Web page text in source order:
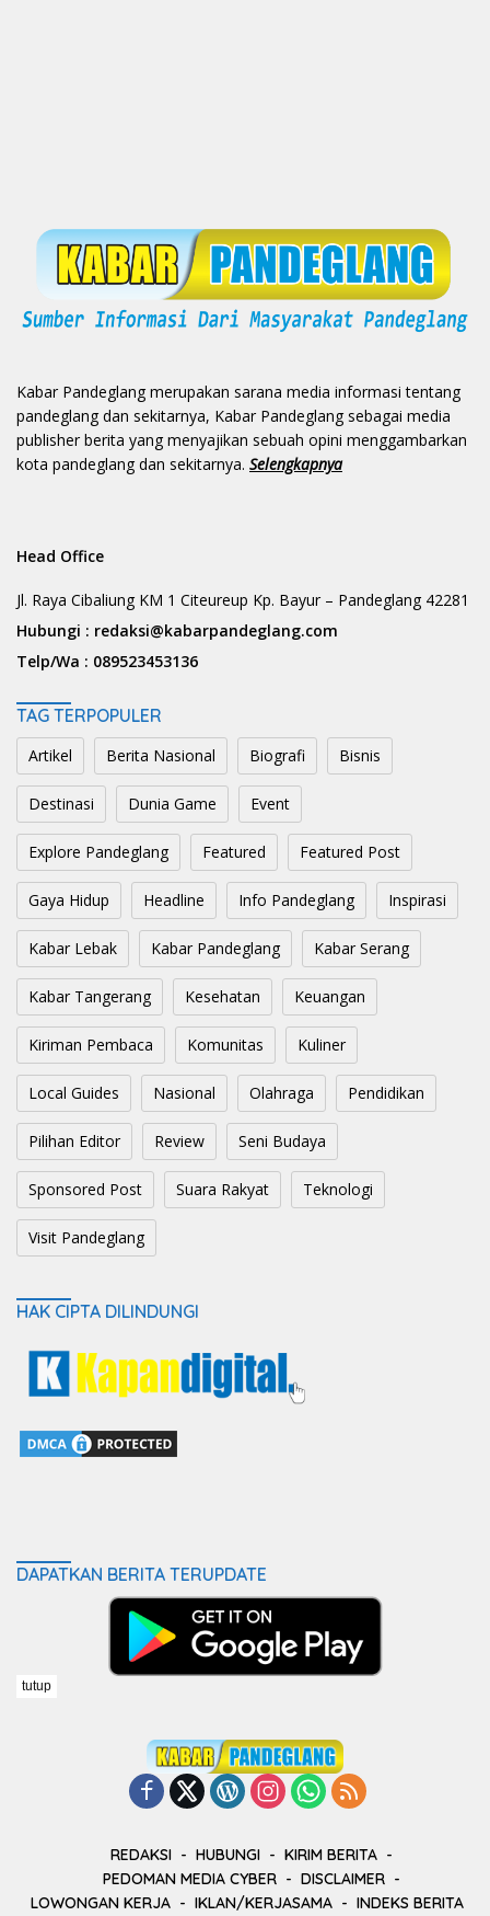
Kabar Pandeglang merupakan sarana media informasi tentang
pandeglang dan sekitarnya, Kabar Pandeglang sebagai media
publisher berita yang menyajikan sebuah opini menggambarkan
kota pandeglang dan sekitarnya. Selengkapnya
Head Office
Jl. Raya Cibaliung KM 1 Citeureup Kp. Bayur – Pandeglang 42281
Hubungi : redaksi@kabarpandeglang.com
Telp/Wa : 089523453136
TAG TERPOPULER
Artikel Berita Nasional Biografi Bisnis
Destinasi Dunia Game Event
Explore Pandeglang Featured Featured Post
Gaya Hidup Headline Info Pandeglang Inspirasi
Kabar Lebak Kabar Pandeglang Kabar Serang
Kabar Tangerang Kesehatan Keuangan
Kiriman Pembaca Komunitas Kuliner
Local Guides Nasional Olahraga Pendidikan
Pilihan Editor Review Seni Budaya
Sponsored Post Suara Rakyat Teknologi
Visit Pandeglang
HAK CIPTA DILINDUNGI
DAPATKAN BERITA TERUPDATE
REDAKSI HUBUNGI
KIRIM BERITA
PEDOMAN MEDIA CYBER
DISCLAIMER
LOWONGAN KERJA
IKLAN/KERJASAMA INDEKS BERITA
tutup